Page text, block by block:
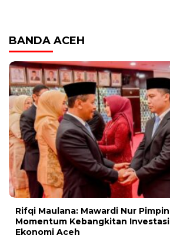
BANDA ACEH
Rifqi Maulana: Mawardi Nur
Momentum Kebangkitan
Ekonomi Aceh